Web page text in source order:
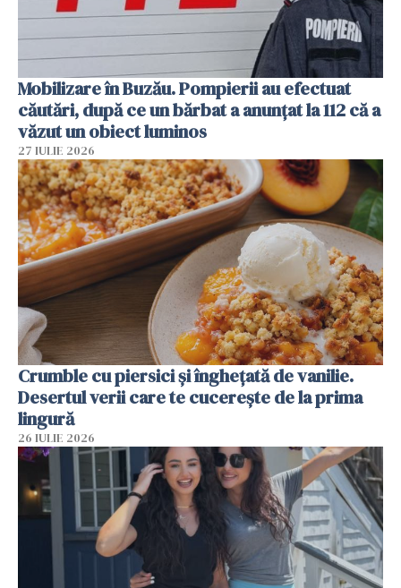
Mobilizare în Buzău. Pompierii au efectuat
căutări, după ce un bărbat a anunțat la 112 că a
văzut un obiect luminos
27 IULIE 2026
Crumble cu piersici și înghețată de vanilie.
Desertul verii care te cucerește de la prima
lingură
26 IULIE 2026